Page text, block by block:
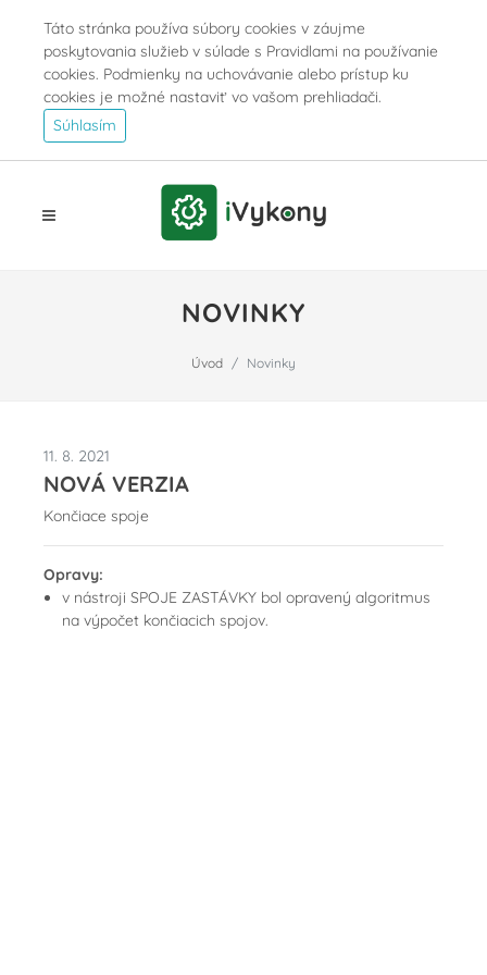
Táto stránka používa súbory cookies v záujme
poskytovania služieb v súlade s Pravidlami na používanie
cookies. Podmienky na uchovávanie alebo prístup ku
cookies je možné nastaviť vo vašom prehliadači.
Súhlasím
NOVINKY
Úvod Novinky
11. 8. 2021
NOVÁ VERZIA
Končiace spoje
Opravy:
v nástroji SPOJE ZASTÁVKY bol opravený algoritmus
na výpočet končiacich spojov.